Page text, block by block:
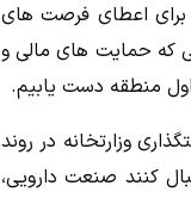
برای اعطای فرصت های
که حمایت های مالی و
وزارتخانه در روند
کنند صنعت دارویی،